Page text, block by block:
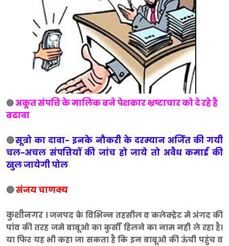
🔵अकूत संपत्ति के मालिक बने पेशकार भ्रष्टाचार को दे रहे है
बढावा
🔴सूत्रो का दावा- इनके नौकरी के दरम्यान अर्जित की गयी
चल-अचल संपत्तियों की जांच हो जाये तो अवैध कमाई की
खुल जायेगी पोल
🔵संजय चाणक्य
कुशीनगर ।जनपद के विभिन्न तहसील व कलेक्ट्रेट मे अंगद की
पांव की तरह जमे बाबूओ का कुर्सी हिलने का नाम नही ले रहा है।
या फिर यह भी कहा जा सकता है कि इन बाबूओ की ऊंची पहुंच व